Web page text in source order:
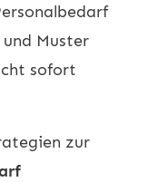
und Muster
sofort
zur